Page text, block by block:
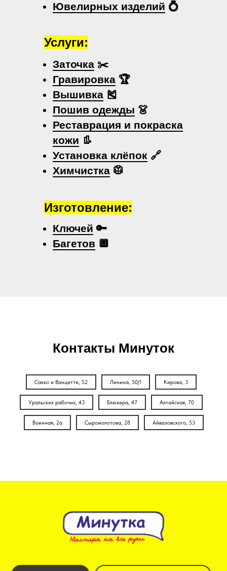
Ювелирных изделий 💍
Заточка ✂️
Гравировка 🏆
Вышивка 🎽
Пошив одежды 👗
Реставрация и покраска
кожи 👢
Установка клёпок 🔗
Химчистка 🥼
Ключей 🔑
Багетов 🔲
Услуги:
Изготовление:
Контакты Минуток
Сакко и Ванцетти, 52 Ленина, 50/1 Кирова, 3
Уральских рабочих, 43 Блюхера, 47 Алтайская, 70
Военная, 2а Сыромолотова, 28 Айвазовского, 53